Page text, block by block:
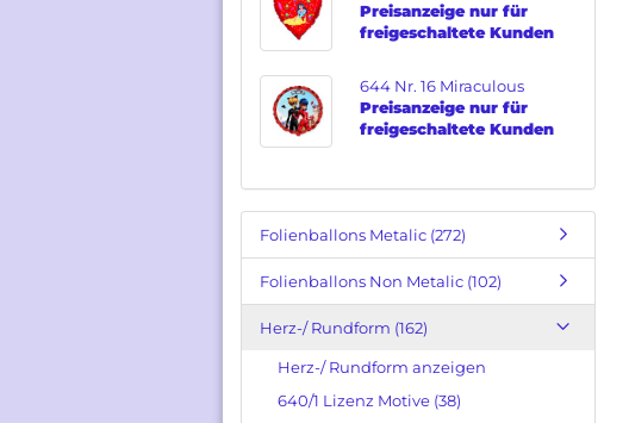
Preisanzeige nur für
freigeschaltete Kunden
644 Nr. 16 Miraculous
Preisanzeige nur für
freigeschaltete Kunden
Folienballons Metalic (272)
Folienballons Non Metalic (102)
Herz-/ Rundform (162)
Herz-/ Rundform anzeigen
640/1 Lizenz Motive (38)